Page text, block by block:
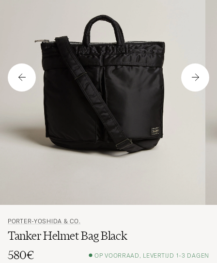
PORTER-YOSHIDA & CO.
Tanker Helmet Bag Black
580€
OP VOORRAAD, LEVERTIJD 1-3 DAGEN